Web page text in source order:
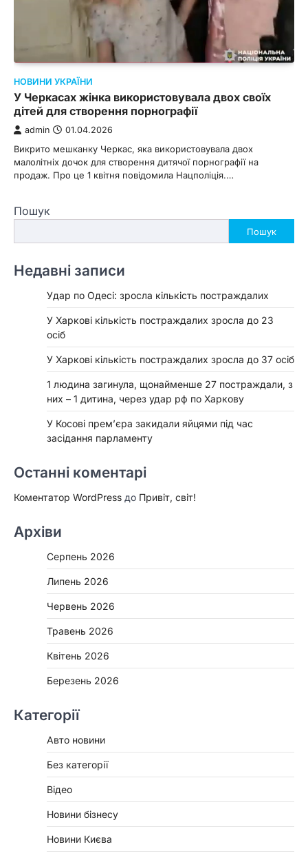
НОВИНИ УКРАЇНИ
У Черкасах жінка використовувала двох своїх
дітей для створення порнографії
admin 01.04.2026
Викрито мешканку Черкас, яка використовувала двох
малолітніх дочок для створення дитячої порнографії на
продаж. Про це 1 квітня повідомила Нацполіція.…
Пошук
Пошук
Недавні записи
Удар по Одесі: зросла кількість постраждалих
У Харкові кількість постраждалих зросла до 23
осіб
У Харкові кількість постраждалих зросла до 37 осіб
1 людина загинула, щонайменше 27 постраждали, з
них – 1 дитина, через удар рф по Харкову
У Косові прем’єра закидали яйцями під час
засідання парламенту
Останні коментарі
Коментатор WordPress до Привіт, світ!
Архіви
Серпень 2026
Липень 2026
Червень 2026
Травень 2026
Квітень 2026
Березень 2026
Категорії
Авто новини
Без категорії
Відео
Новини бізнесу
Новини Києва